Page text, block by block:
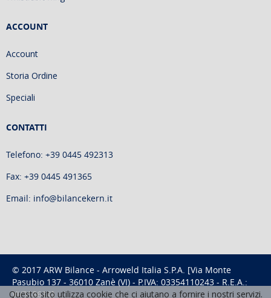
ACCOUNT
Account
Storia Ordine
Speciali
CONTATTI
Telefono: +39 0445 492313
Fax: +39 0445 491365
Email: info@bilancekern.it
© 2017 ARW Bilance - Arroweld Italia S.P.A. [Via Monte
Pasubio 137 - 36010 Zanè (VI) - P.IVA: 03354110243 - R.E.A.:
VI/318614]
Questo sito utilizza cookie che ci aiutano a fornire i nostri servizi.